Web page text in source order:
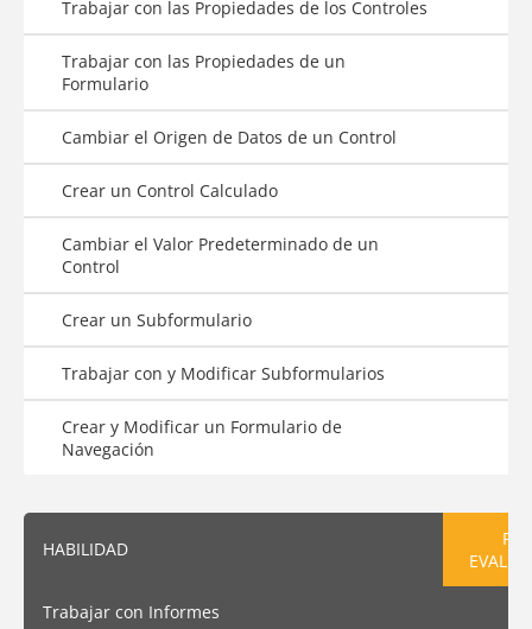
Trabajar con las Propiedades de los Controles
Trabajar con las Propiedades de un
Formulario
Cambiar el Origen de Datos de un Control
Crear un Control Calculado
Cambiar el Valor Predeterminado de un
Control
Crear un Subformulario
Trabajar con y Modificar Subformularios
Crear y Modificar un Formulario de
Navegación
HABILIDAD
Trabajar con Informes